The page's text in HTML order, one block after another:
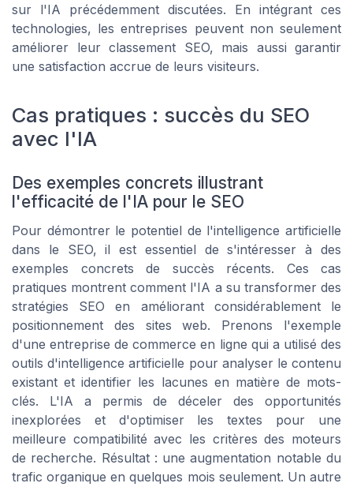
sur l'IA précédemment discutées. En intégrant ces
technologies, les entreprises peuvent non seulement
améliorer leur classement SEO, mais aussi garantir
une satisfaction accrue de leurs visiteurs.
Cas pratiques : succès du SEO
avec l'IA
Des exemples concrets illustrant
l'efficacité de l'IA pour le SEO
Pour démontrer le potentiel de l'intelligence artificielle
dans le SEO, il est essentiel de s'intéresser à des
exemples concrets de succès récents. Ces cas
pratiques montrent comment l'IA a su transformer des
stratégies SEO en améliorant considérablement le
positionnement des sites web. Prenons l'exemple
d'une entreprise de commerce en ligne qui a utilisé des
outils d'intelligence artificielle pour analyser le contenu
existant et identifier les lacunes en matière de mots-
clés. L'IA a permis de déceler des opportunités
inexplorées et d'optimiser les textes pour une
meilleure compatibilité avec les critères des moteurs
de recherche. Résultat : une augmentation notable du
trafic organique en quelques mois seulement. Un autre